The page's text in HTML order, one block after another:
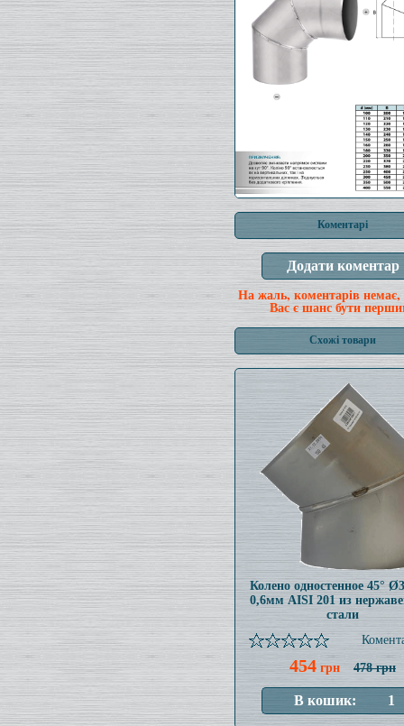
Коментарі
На жаль, коментарів немає,
Вас є шанс бути
Схожі товари
Колено одностенное 45°
0,6мм AISI 201 из
стали
454 грн 478 грн